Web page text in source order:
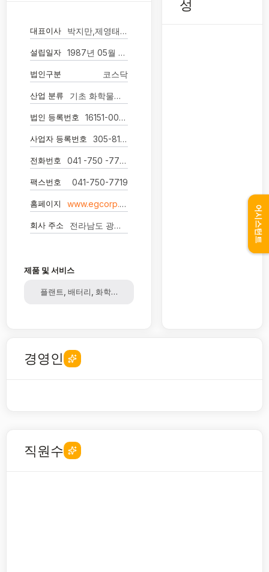
대표이사 박지만,제영태 각자대표이사
설립일자 1987년 05월 15일
법인구분 코스닥
산업 분류 기초 화학물질 제조업
법인 등록번호 16151-0003619
사업자 등록번호 305-81-08153
전화번호 041 -750 -7777
팩스번호 041-750-7719
홈페이지 www.egcorp.co.kr
회사 주소 전라남도 광양시 명당3길 118 -
제품 및 서비스
플랜트, 배터리, 화학제품, 소재, 알루미늄, 산화철
성
경영인
직원수
어시스턴트